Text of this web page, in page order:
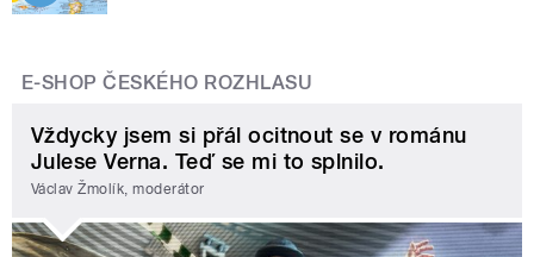
E-SHOP ČESKÉHO ROZHLASU
Vždycky jsem si přál ocitnout se v románu
Julese Verna. Teď se mi to splnilo.
Václav Žmolík, moderátor